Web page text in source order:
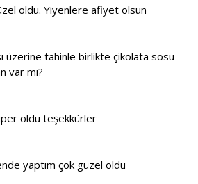
oldu. Yiyenlere afiyet olsun
üzerine tahinle birlikte çikolata sosu
var mı?
oldu teşekkürler
yaptım çok güzel oldu